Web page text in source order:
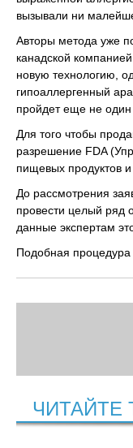
вызывали ни
Авторы метода уже
канадской
новую технологию,
гипоаллергенный
пройдет еще не один
Для того чтобы
разрешение FDA
пищевых продуктов
До рассмотрения
провести целый ряд
данные экспертам
Подобная процедура
ЧИТАЙТЕ